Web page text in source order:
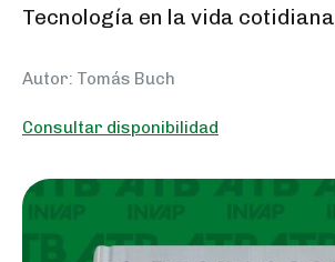
Tecnología en la vida cotidiana
Autor: Tomás Buch
Consultar disponibilidad